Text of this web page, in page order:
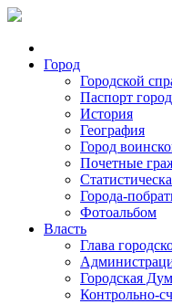
Город
Городской
Паспорт
История
География
Город
Почетные
Города-
Фотоальбом
Власть
Глава
Городская
Контрольно-